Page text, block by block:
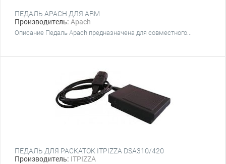
ПЕДАЛЬ APACH ДЛЯ ARM
Производитель: Apach
Описание Педаль Apach предназначена для совместного...
ПЕДАЛЬ ДЛЯ РАСКАТОК ITPIZZA DSA310/420
Производитель: ITPIZZA